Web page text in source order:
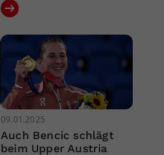
09.01.2025
Auch Bencic schlägt
beim Upper Austria